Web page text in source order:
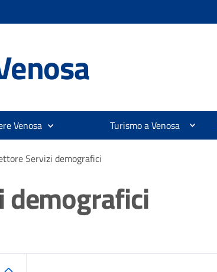
Venosa Turismo a Venosa
Servizi demografici
demografici